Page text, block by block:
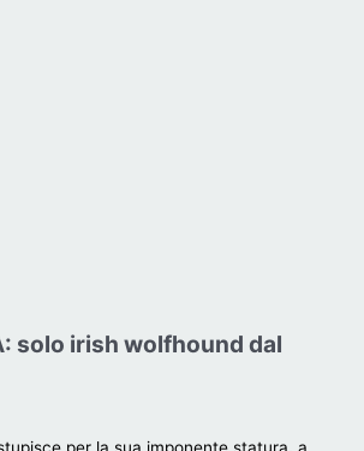
solo irish wolfhound dal